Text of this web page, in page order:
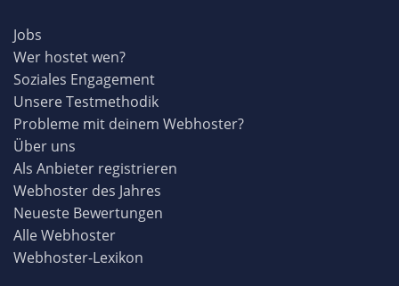
Jobs
Wer hostet wen?
Soziales Engagement
Unsere Testmethodik
Probleme mit deinem Webhoster?
Über uns
Als Anbieter registrieren
Webhoster des Jahres
Neueste Bewertungen
Alle Webhoster
Webhoster-Lexikon